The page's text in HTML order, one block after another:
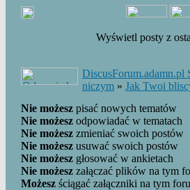
Wyświetl posty z
DiscusForum.adamn.pl
niczym » Jak Twoi
Nie możesz pisać nowych tematów
Nie możesz odpowiadać w tematach
Nie możesz zmieniać swoich postów
Nie możesz usuwać swoich postów
Nie możesz głosować w ankietach
Nie możesz załączać plików na tym
Możesz ściągać załączniki na tym